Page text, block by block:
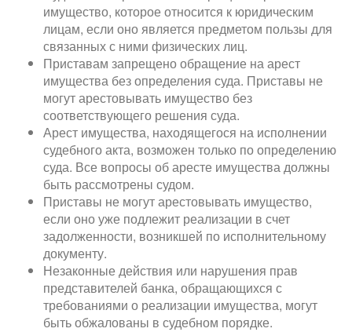
имущество, которое относится к юридическим
лицам, если оно является предметом пользы для
связанных с ними физических лиц.
Приставам запрещено обращение на арест
имущества без определения суда. Приставы не
могут арестовывать имущество без
соответствующего решения суда.
Арест имущества, находящегося на исполнении
судебного акта, возможен только по определению
суда. Все вопросы об аресте имущества должны
быть рассмотрены судом.
Приставы не могут арестовывать имущество,
если оно уже подлежит реализации в счет
задолженности, возникшей по исполнительному
документу.
Незаконные действия или нарушения прав
представителей банка, обращающихся с
требованиями о реализации имущества, могут
быть обжалованы в судебном порядке.